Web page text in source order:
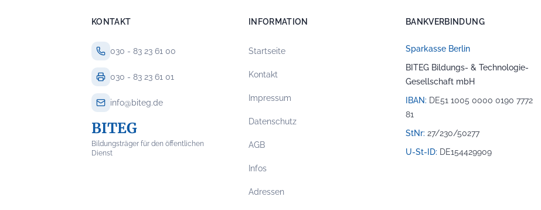
KONTAKT
030 - 83 23 61 00
030 - 83 23 61 01
info@biteg.de
BITEG
Bildungsträger für den öffentlichen
Dienst
INFORMATION
Startseite
Kontakt
Impressum
Datenschutz
AGB
Infos
Adressen
BANKVERBINDUNG
Sparkasse Berlin
BITEG Bildungs- & Technologie-
Gesellschaft mbH
IBAN: DE51 1005 0000 0190 7772
81
StNr: 27/230/50277
U-St-ID: DE154429909